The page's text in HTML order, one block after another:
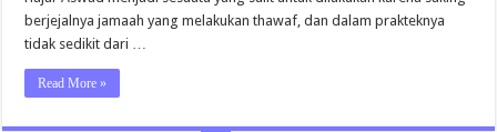
berjejalnya jamaah yang melakukan thawaf, dan dalam prakteknya
tidak sedikit dari …
Read More »